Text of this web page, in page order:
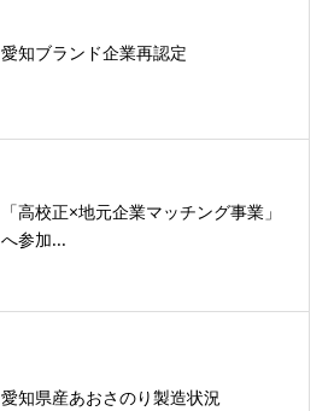
愛知ブランド企業再認定
「高校正×地元企業マッチング事業」
へ参加...
愛知県産あおさのり製造状況